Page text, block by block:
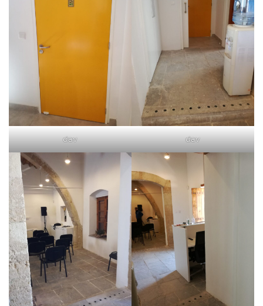
dav dav